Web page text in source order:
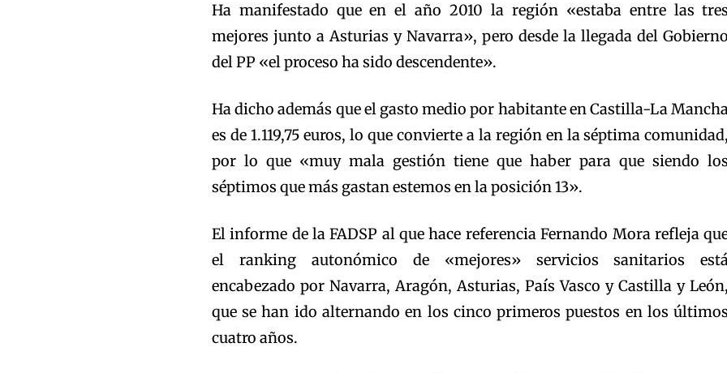
Ha manifestado que en el año 2010 la región «estaba entre las tres
mejores junto a Asturias y Navarra», pero desde la llegada del Gobierno
del PP «el proceso ha sido descendente».
Ha dicho además que el gasto medio por habitante en Castilla-La
es de 1.119,75 euros, lo que convierte a la región en la séptima comunidad,
por lo que «muy mala gestión tiene que haber para que siendo los
séptimos que más gastan estemos en la posición 13».
El informe de la FADSP al que hace referencia Fernando Mora refleja
el ranking autonómico de «mejores» servicios sanitarios
encabezado por Navarra, Aragón, Asturias, País Vasco y Castilla y León,
que se han ido alternando en los cinco primeros puestos en los últimos
cuatro años.